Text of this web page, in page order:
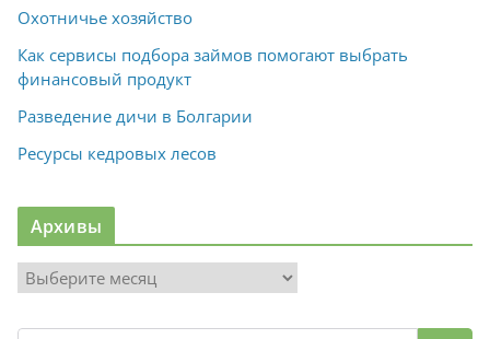
Охотничье хозяйство
Как сервисы подбора займов помогают выбрать
финансовый продукт
Разведение дичи в Болгарии
Ресурсы кедровых лесов
Архивы
х